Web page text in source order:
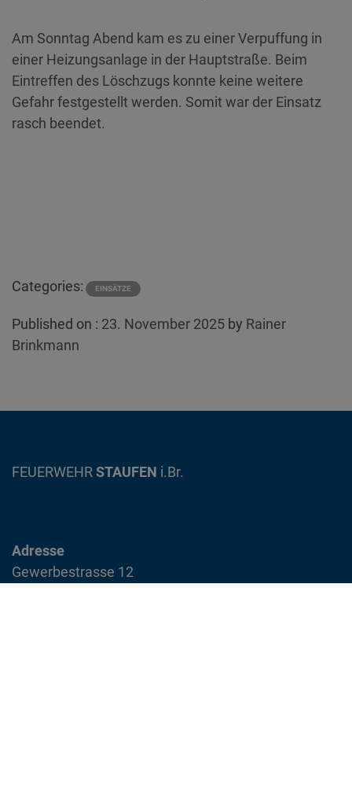
Am Sonntag Abend kam es zu einer Verpuffung in
einer Heizungsanlage in der Hauptstraße. Beim
Eintreffen des Löschzugs konnte keine weitere
Gefahr festgestellt werden. Somit war der Einsatz
rasch beendet.
Categories: EINSÄTZE
Published on : Posted
23. November 2025 by Rainer
Brinkmann
FEUERWEHR STAUFEN i.Br.
Adresse
Gewerbestrasse 12